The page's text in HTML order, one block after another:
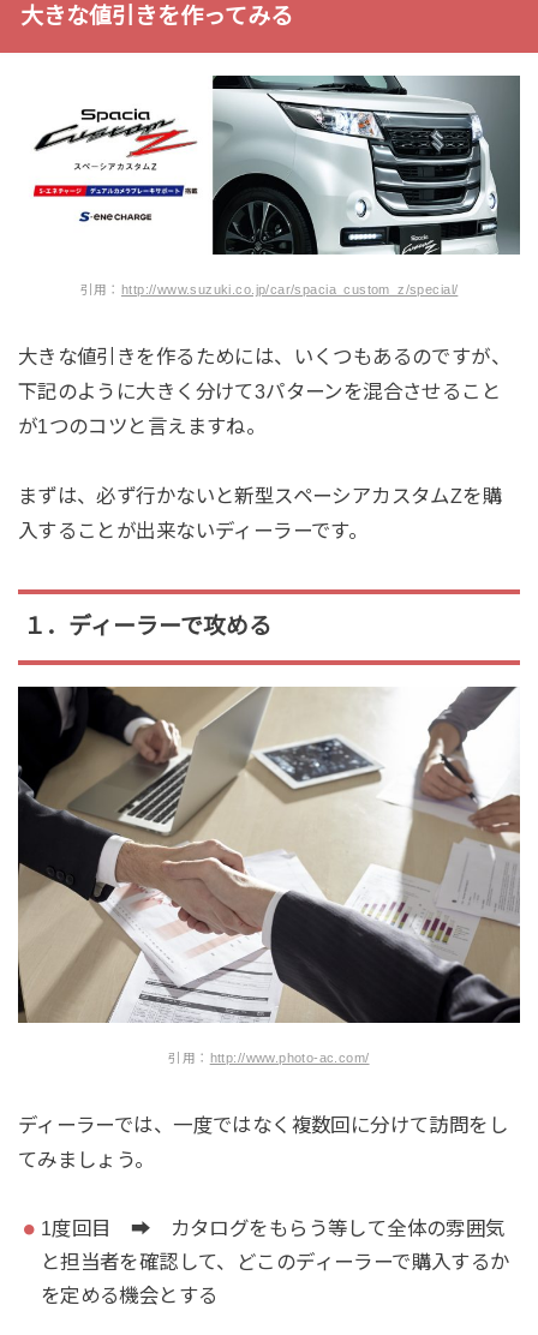
大きな値引きを作ってみる
引用： http://www.suzuki.co.jp/car/spacia_custom_z/special/
大きな値引きを作るためには、いくつもあるのですが、
下記のように大きく分けて3パターンを混合させること
が1つのコツと言えますね。
まずは、必ず行かないと新型スペーシアカスタムZを購
入することが出来ないディーラーです。
１．ディーラーで攻める
引用： http://www.photo-ac.com/
ディーラーでは、一度ではなく複数回に分けて訪問をし
てみましょう。
1度回目 ➡ カタログをもらう等して全体の雰囲気
と担当者を確認して、どこのディーラーで購入するか
を定める機会とする